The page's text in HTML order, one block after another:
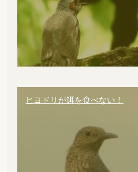
ヒヨドリが餌を食べない！